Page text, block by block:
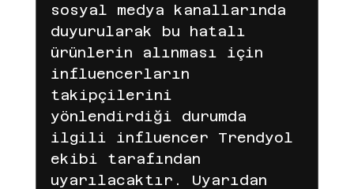
sosyal medya kanallarında
duyurularak bu hatalı
ürünlerin alınması için
influencerların
takipçilerini
yönlendirdiği durumda
ilgili influencer Trendyol
ekibi tarafından
uyarılacaktır. Uyarıdan